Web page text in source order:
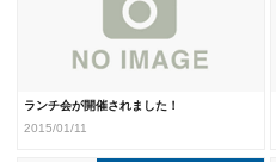
ランチ会が開催されました！
2015/01/11